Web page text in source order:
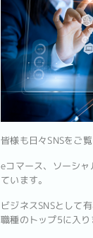
皆様も日々SNSをご
eコマース、ソーシ
ています。
ビジネスSNSとして
職種のトップ5に入り